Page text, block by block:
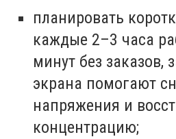
планировать
каждые 2–3 часа
минут без заказов,
экрана помогают
напряжения и
концентрацию;